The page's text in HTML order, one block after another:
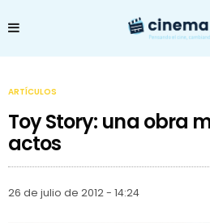
ARTÍCULOS
Toy Story: una obra
actos
26 de julio de 2012 - 14:24